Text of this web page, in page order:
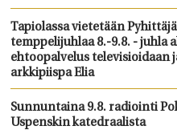
Tapiolassa vietetään
temppelijuhlaa 8.-9.8. - juhla
ehtoopalvelus
arkkipiispa Elia
Sunnuntaina 9.8. radiointi
Uspenskin katedraalista